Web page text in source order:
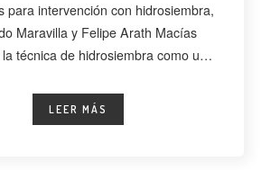
para intervención con hidrosiembra,
Maravilla y Felipe Arath Macías
técnica de hidrosiembra como una
LEER MÁS